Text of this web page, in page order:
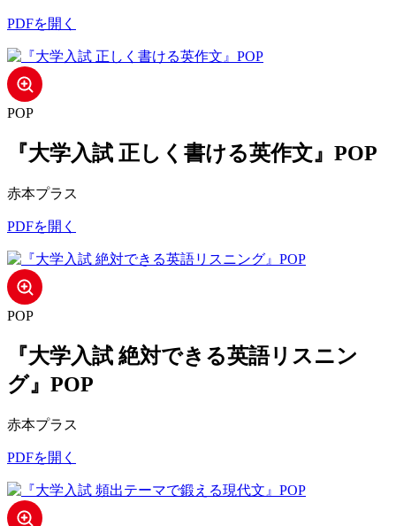
PDFを開く
POP
『大学入試 正しく書ける英作文』POP
赤本プラス
PDFを開く
POP
『大学入試 絶対できる英語リスニン
グ』POP
赤本プラス
PDFを開く